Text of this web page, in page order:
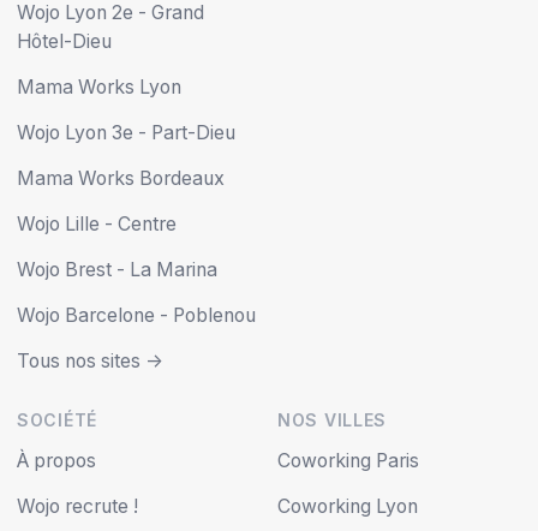
Wojo Lyon 2e - Grand
Hôtel-Dieu
Mama Works Lyon
Wojo Lyon 3e - Part-Dieu
Mama Works Bordeaux
Wojo Lille - Centre
Wojo Brest - La Marina
Wojo Barcelone - Poblenou
Tous nos sites ->
SOCIÉTÉ
À propos
Wojo recrute !
NOS VILLES
Coworking Paris
Coworking Lyon